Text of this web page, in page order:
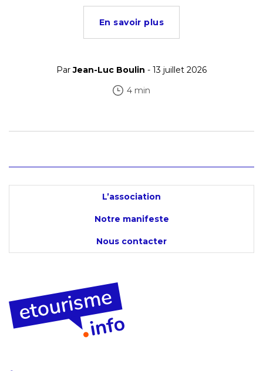
En savoir plus
ParJean-Luc Boulin - 13 juillet 2026
4 min
L’association
Notre manifeste
Nous contacter